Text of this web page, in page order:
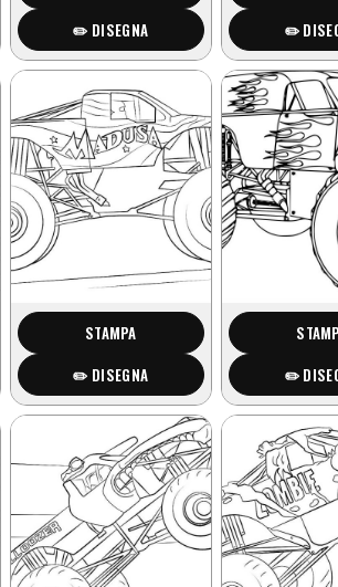
✏️ DISEGNA
✏️
STAMPA
✏️ DISEGNA
✏️